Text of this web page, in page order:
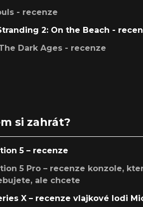
- recenze
2: On the Beach -
Dark Ages - recenze
si zahrát?
5 – recenze
5 Pro – recenze konzole,
ale chcete
X – recenze vlajkové lodi